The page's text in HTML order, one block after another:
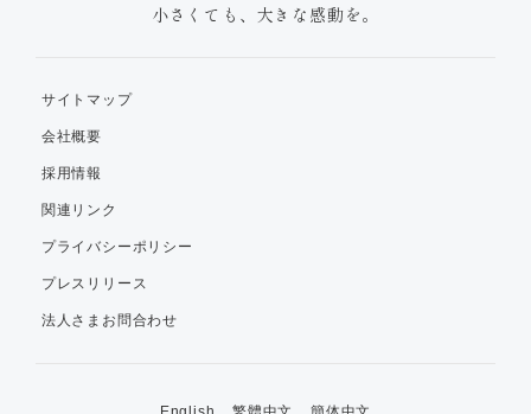
小さくても、大きな感動を。
サイトマップ
会社概要
採用情報
関連リンク
プライバシーポリシー
プレスリリース
法人さまお問合わせ